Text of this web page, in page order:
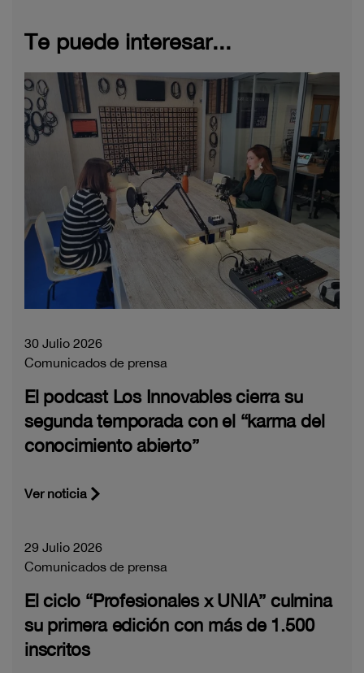
Te puede interesar...
30 Julio 2026
Comunicados de prensa
El podcast Los Innovables cierra su
segunda temporada con el “karma del
conocimiento abierto”
Ver noticia
29 Julio 2026
Comunicados de prensa
El ciclo “Profesionales x UNIA” culmina
su primera edición con más de 1.500
inscritos